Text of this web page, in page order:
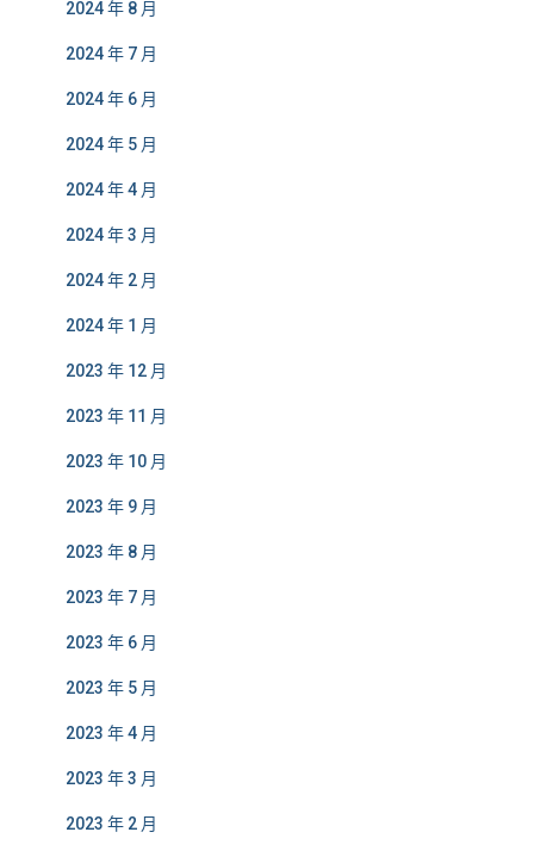
2024 年 8 月
2024 年 7 月
2024 年 6 月
2024 年 5 月
2024 年 4 月
2024 年 3 月
2024 年 2 月
2024 年 1 月
2023 年 12 月
2023 年 11 月
2023 年 10 月
2023 年 9 月
2023 年 8 月
2023 年 7 月
2023 年 6 月
2023 年 5 月
2023 年 4 月
2023 年 3 月
2023 年 2 月